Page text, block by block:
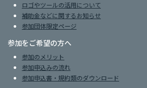
ロゴやツールの活用について
補助金などに関するお知らせ
参加団体限定ページ
参加をご希望の方へ
参加のメリット
参加申込みの流れ
参加申込書・規約類のダウンロード